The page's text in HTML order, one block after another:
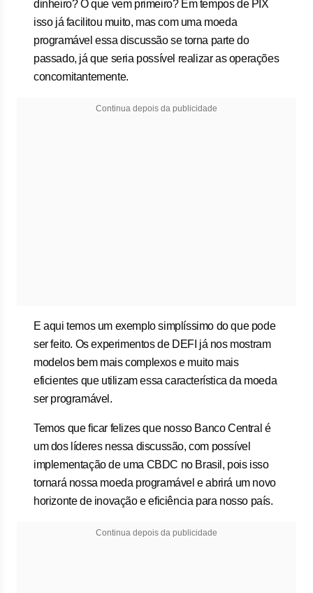
dinheiro? O que vem primeiro? Em tempos de PIX
isso já facilitou muito, mas com uma moeda
programável essa discussão se torna parte do
passado, já que seria possível realizar as operações
concomitantemente.
Continua depois da publicidade
E aqui temos um exemplo simplíssimo do que pode
ser feito. Os experimentos de DEFI já nos mostram
modelos bem mais complexos e muito mais
eficientes que utilizam essa característica da moeda
ser programável.
Temos que ficar felizes que nosso Banco Central é
um dos líderes nessa discussão, com possível
implementação de uma CBDC no Brasil, pois isso
tornará nossa moeda programável e abrirá um novo
horizonte de inovação e eficiência para nosso país.
Continua depois da publicidade